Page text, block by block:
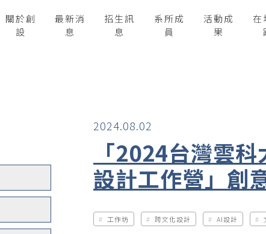
關於創
設
最新消
息
招生訊
息
系所成
員
活動成
果
在
2024.08.02
「2024台灣雲
設計工作營」創
工作坊 跨文化設計 AI設計